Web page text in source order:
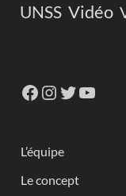
UNSS Vidéo
L’équipe
Le concept